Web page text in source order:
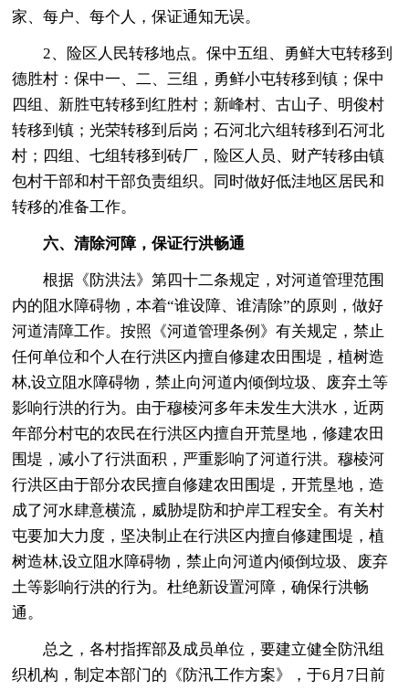
家、每户、每个人，保证通知无误。
2、险区人民转移地点。保中五组、勇鲜大屯转移到
德胜村：保中一、二、三组，勇鲜小屯转移到镇；保中
四组、新胜屯转移到红胜村；新峰村、古山子、明俊村
转移到镇；光荣转移到后岗；石河北六组转移到石河北
村；四组、七组转移到砖厂，险区人员、财产转移由镇
包村干部和村干部负责组织。同时做好低洼地区居民和
转移的准备工作。
六、清除河障，保证行洪畅通
根据《防洪法》第四十二条规定，对河道管理范围
内的阻水障碍物，本着“谁设障、谁清除”的原则，做好
河道清障工作。按照《河道管理条例》有关规定，禁止
任何单位和个人在行洪区内擅自修建农田围堤，植树造
林,设立阻水障碍物，禁止向河道内倾倒垃圾、废弃土等
影响行洪的行为。由于穆棱河多年未发生大洪水，近两
年部分村屯的农民在行洪区内擅自开荒垦地，修建农田
围堤，减小了行洪面积，严重影响了河道行洪。穆棱河
行洪区由于部分农民擅自修建农田围堤，开荒垦地，造
成了河水肆意横流，威胁堤防和护岸工程安全。有关村
屯要加大力度，坚决制止在行洪区内擅自修建围堤，植
树造林,设立阻水障碍物，禁止向河道内倾倒垃圾、废弃
土等影响行洪的行为。杜绝新设置河障，确保行洪畅
通。
总之，各村指挥部及成员单位，要建立健全防汛组
织机构，制定本部门的《防汛工作方案》，于6月7日前